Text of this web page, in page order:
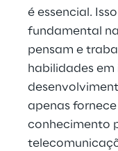
é essencial.
fundamental
pensam e
habilidades
apenas
conhecimento